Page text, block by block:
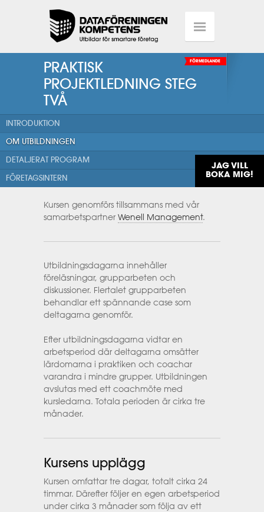
PRAKTISK
PROJEKTLEDNING STEG
TVÅ
FÖRMEDLANDE
INTRODUKTION
OM UTBILDNINGEN
DETALJERAT PROGRAM
FÖRETAGSINTERN
JAG VILL
BOKA MIG!
Kursen genomförs tillsammans med vår
samarbetspartner Wenell Management.
Utbildningsdagarna innehåller
föreläsningar, grupparbeten och
diskussioner. Flertalet grupparbeten
behandlar ett spännande case som
deltagarna genomför.
Efter utbildningsdagarna vidtar en
arbetsperiod där deltagarna omsätter
lärdomarna i praktiken och coachar
varandra i mindre grupper. Utbildningen
avslutas med ett coachmöte med
kursledarna. Totala perioden är cirka tre
månader.
Kursens upplägg
Kursen omfattar tre dagar, totalt cirka 24
timmar. Därefter följer en egen arbetsperiod
under cirka 3 månader som följa av ett